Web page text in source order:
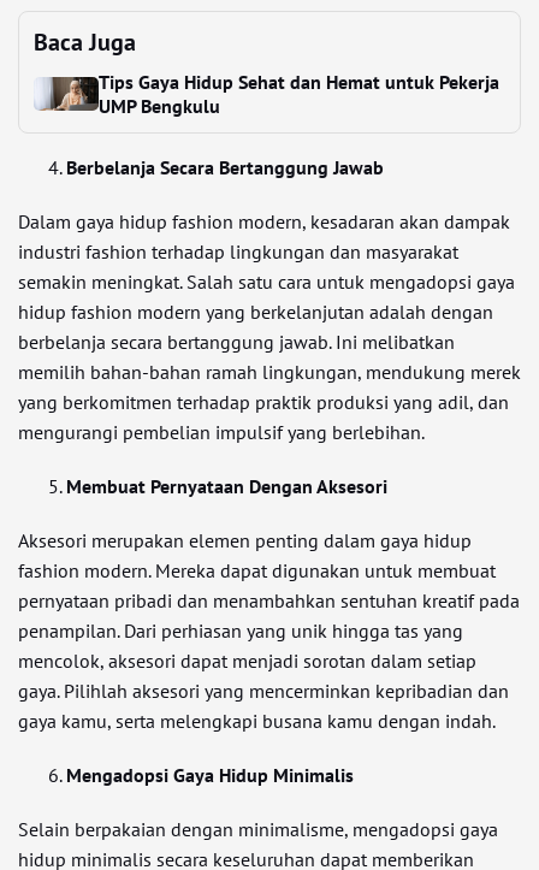
Baca Juga
Tips Gaya Hidup Sehat dan Hemat untuk Pekerja
UMP Bengkulu
Berbelanja Secara Bertanggung Jawab
Dalam gaya hidup fashion modern, kesadaran akan dampak
industri fashion terhadap lingkungan dan masyarakat
semakin meningkat. Salah satu cara untuk mengadopsi gaya
hidup fashion modern yang berkelanjutan adalah dengan
berbelanja secara bertanggung jawab. Ini melibatkan
memilih bahan-bahan ramah lingkungan, mendukung merek
yang berkomitmen terhadap praktik produksi yang adil, dan
mengurangi pembelian impulsif yang berlebihan.
Membuat Pernyataan Dengan Aksesori
Aksesori merupakan elemen penting dalam gaya hidup
fashion modern. Mereka dapat digunakan untuk membuat
pernyataan pribadi dan menambahkan sentuhan kreatif pada
penampilan. Dari perhiasan yang unik hingga tas yang
mencolok, aksesori dapat menjadi sorotan dalam setiap
gaya. Pilihlah aksesori yang mencerminkan kepribadian dan
gaya kamu, serta melengkapi busana kamu dengan indah.
Mengadopsi Gaya Hidup Minimalis
Selain berpakaian dengan minimalisme, mengadopsi gaya
hidup minimalis secara keseluruhan dapat memberikan